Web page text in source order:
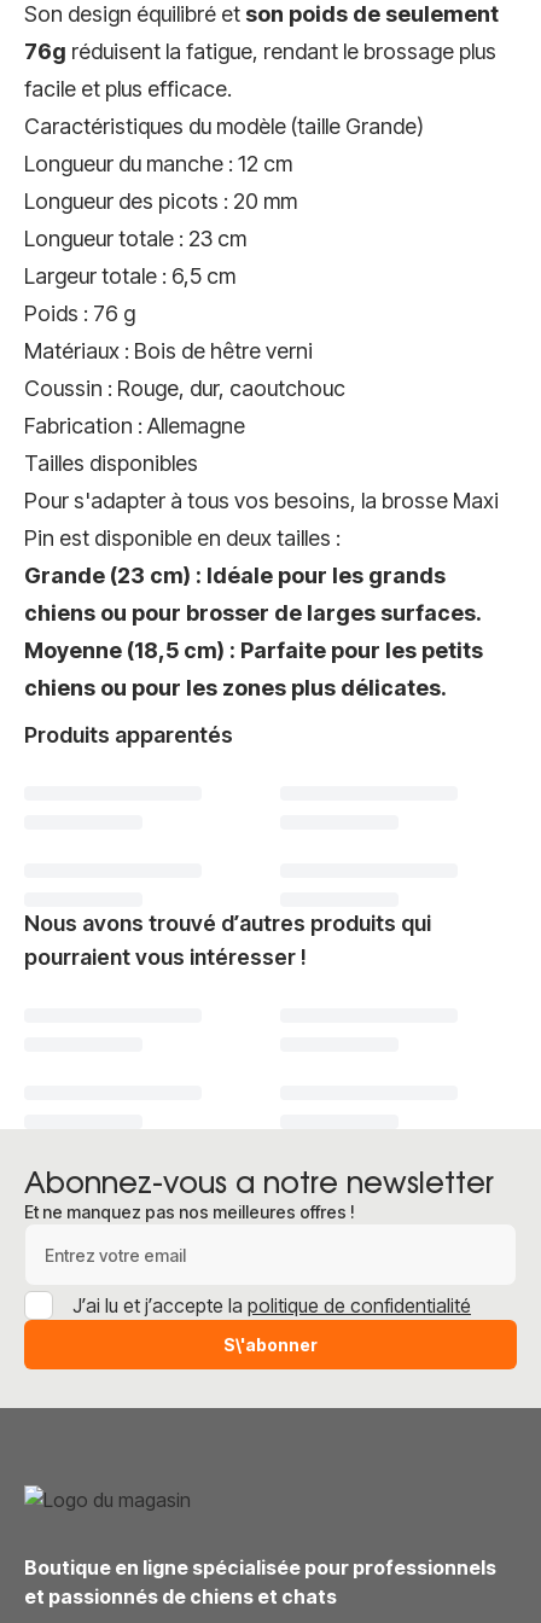
Son design équilibré et son poids de seulement
76g réduisent la fatigue, rendant le brossage plus
facile et plus efficace.
Caractéristiques du modèle (taille Grande)
Longueur du manche : 12 cm
Longueur des picots : 20 mm
Longueur totale : 23 cm
Largeur totale : 6,5 cm
Poids : 76 g
Matériaux : Bois de hêtre verni
Coussin : Rouge, dur, caoutchouc
Fabrication : Allemagne
Tailles disponibles
Pour s'adapter à tous vos besoins, la brosse Maxi
Pin est disponible en deux tailles :
Grande (23 cm) : Idéale pour les grands
chiens ou pour brosser de larges surfaces.
Moyenne (18,5 cm) : Parfaite pour les petits
chiens ou pour les zones plus délicates.
Produits apparentés
Nous avons trouvé d’autres produits qui
pourraient vous intéresser !
Abonnez-vous a notre newsletter
Et ne manquez pas nos meilleures offres !
S\'abonner
J’ai lu et j’accepte la politique de confidentialité
Boutique en ligne spécialisée pour professionnels
et passionnés de chiens et chats